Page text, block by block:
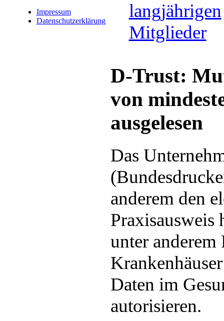
Impressum
Datenschutzerklärung
langjährigen
Mitglieder
D-Trust:
von
ausgelesen
Das
anderem den
Praxisausweis
unter anderem
Daten im
autorisieren.